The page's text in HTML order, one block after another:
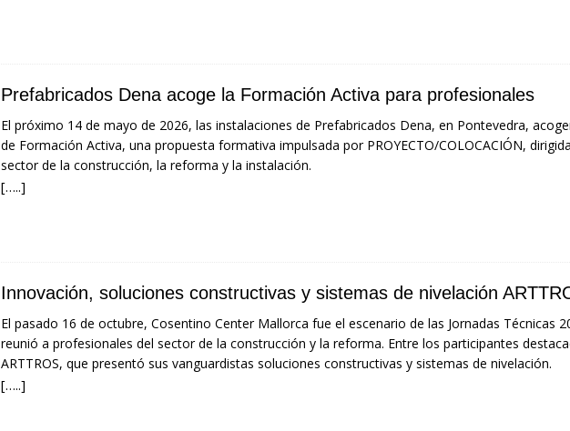
Prefabricados Dena acoge la Formación Activa para profesionales
El próximo 14 de mayo de 2026, las instalaciones de Prefabricados Dena, en Pontevedra,
de Formación Activa, una propuesta formativa impulsada por PROYECTO/COLOCACIÓN,
sector de la construcción, la reforma y la instalación.
[…..]
Innovación, soluciones constructivas y sistemas de nivelación
El pasado 16 de octubre, Cosentino Center Mallorca fue el escenario de las Jornadas Técnicas
reunió a profesionales del sector de la construcción y la reforma. Entre los participantes
ARTTROS, que presentó sus vanguardistas soluciones constructivas y sistemas de nivelación.
[…..]